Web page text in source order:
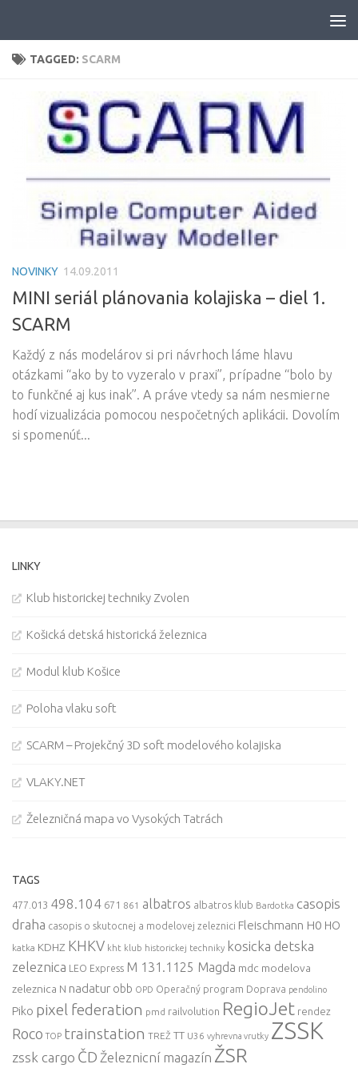
TAGGED: SCARM
NOVINKY 14.09.2011
MINI seriál plánovania kolajiska – diel 1.
SCARM
Každý z nás modelárov si pri návrhoch láme hlavu
otázkami “ako by to vyzeralo v praxi”, prípadne “bolo by
to funkčné aj kus inak”. A práve vtedy sa nám nesmierne
hodí vizualizácia pomocou nespočetných aplikácii. Dovolím
si spomenúť...
LINKY
Klub historickej techniky Zvolen
Košická detská historická železnica
Modul klub Košice
Poloha vlaku soft
SCARM – Projekčný 3D soft modelového kolajiska
VLAKY.NET
Železničná mapa vo Vysokých Tatrách
TAGS
477.013 498.104 671 861 albatros albatros klub Bardotka casopis
draha casopis o skutocnej a modelovej zeleznici Fleischmann H0 HO
katka KDHZ KHKV kht klub historickej techniky kosicka detska
zeleznica LEO Express M 131.1125 Magda mdc modelova
zeleznica N nadatur obb OPD Operačný program Doprava pendolino
Piko pixel federation pmd railvolution RegioJet rendez
Roco TOP trainstation TREŽ TT U36 vyhrevna vrutky ZSSK
zssk cargo ČD Železnicní magazín ŽSR